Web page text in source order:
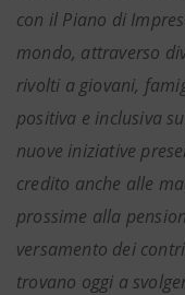
con il Piano di
mondo, attraverso
rivolti a giovani,
positiva e inclusiva
nuove iniziative
credito anche alle
prossime alla
versamento dei
trovano oggi a